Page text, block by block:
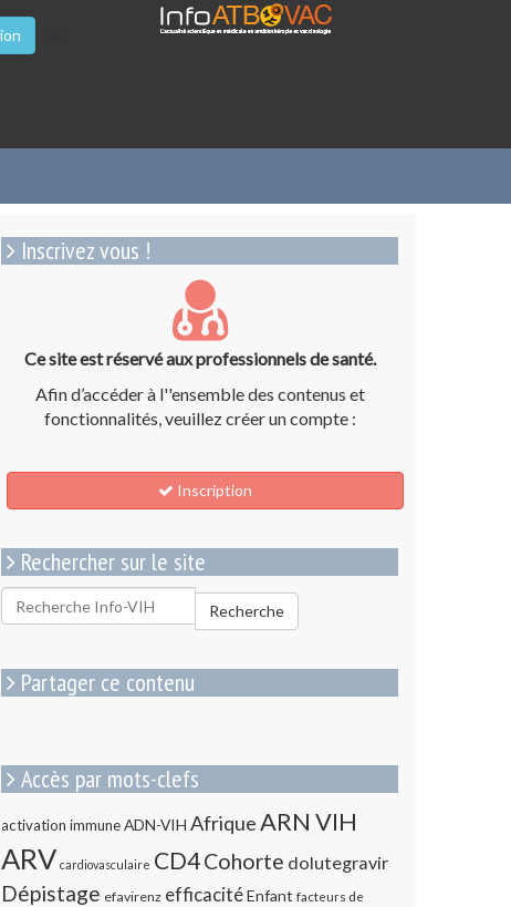
Inscrivez vous !
Ce site est réservé aux professionnels de santé.
Afin d’accéder à l''ensemble des contenus et
fonctionnalités, veuillez créer un compte :
Inscription
Rechercher sur le site
Rechercher
pour
Recherche
Partager ce contenu
Accès par mots-clefs
activation immuneADN-VIH AfriqueARN VIH
ARV cardiovasculaire CD4Cohorte dolutegravir
Dépistage efavirenz efficacitéEnfant facteurs de